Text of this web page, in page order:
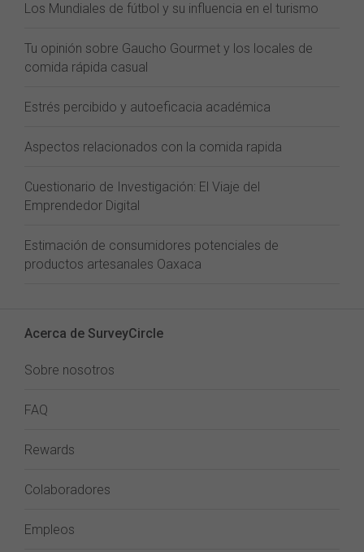
Los Mundiales de fútbol y su influencia en el turismo
Tu opinión sobre Gaucho Gourmet y los locales de
comida rápida casual
Estrés percibido y autoeficacia académica
Aspectos relacionados con la comida rapida
Cuestionario de Investigación: El Viaje del
Emprendedor Digital
Estimación de consumidores potenciales de
productos artesanales Oaxaca
Acerca de SurveyCircle
Sobre nosotros
FAQ
Rewards
Colaboradores
Empleos